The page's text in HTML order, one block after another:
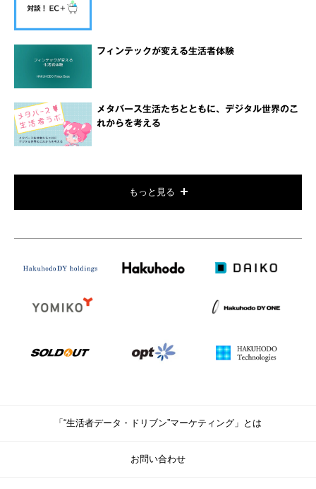
フィンテックが変える生活者体験
メタバース生活たちとともに、デジタル世界のこ
れからを考える
もっと見る
「“生活者データ・ドリブン”マーケティング」とは
お問い合わせ